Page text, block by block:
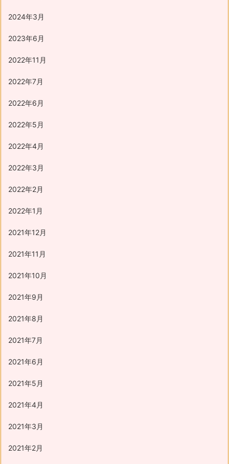
2024年3月
2023年6月
2022年11月
2022年7月
2022年6月
2022年5月
2022年4月
2022年3月
2022年2月
2022年1月
2021年12月
2021年11月
2021年10月
2021年9月
2021年8月
2021年7月
2021年6月
2021年5月
2021年4月
2021年3月
2021年2月